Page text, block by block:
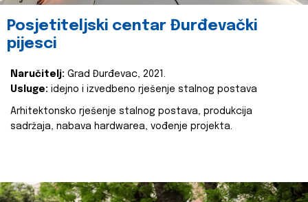
Posjetiteljski centar Đurđevački
pijesci
Naručitelj: Grad Đurđevac, 2021.
Usluge: idejno i izvedbeno rješenje stalnog postava
Arhitektonsko rješenje stalnog postava, produkcija
sadržaja, nabava hardwarea, vođenje projekta.